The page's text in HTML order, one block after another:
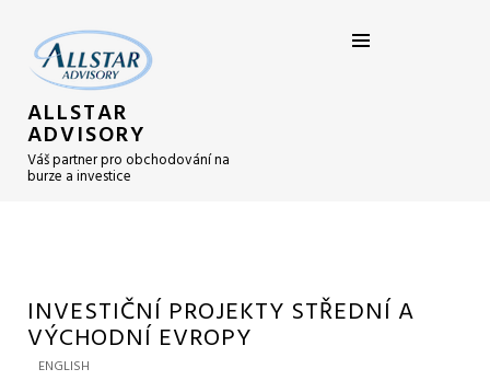
ALLSTAR
ADVISORY
Váš partner pro obchodování na
burze a investice
INVESTIČNÍ PROJEKTY STŘEDNÍ A
VÝCHODNÍ EVROPY
ENGLISH